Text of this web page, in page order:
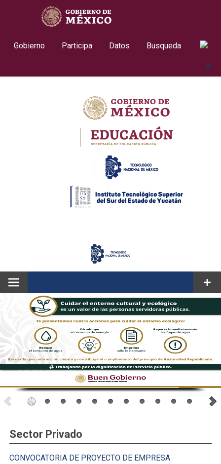
Gobierno
Participa Datos Busqueda
Sector Privado
CONVOCATORIA DE PROYECTO DE EMPRESA